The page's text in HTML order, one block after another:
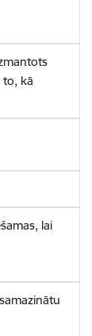
kā
lai